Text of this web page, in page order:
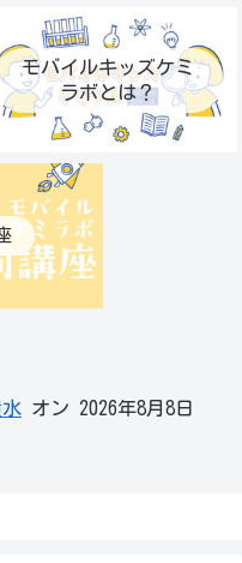
モバイルキッズケミ
ラボとは？
オン 2026年8月8日